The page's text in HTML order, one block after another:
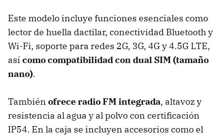
Este modelo incluye funciones esenciales como
lector de huella dactilar, conectividad Bluetooth y
Wi-Fi, soporte para redes 2G, 3G, 4G y 4.5G LTE,
así como compatibilidad con dual SIM (tamaño
nano).
También ofrece radio FM integrada, altavoz y
resistencia al agua y al polvo con certificación
IP54. En la caja se incluyen accesorios como el